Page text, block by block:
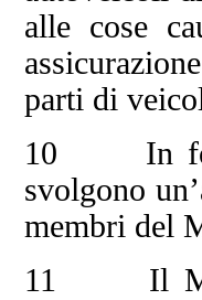
alle cose
parti di
10 In forza
svolgono
membri del
11 Il MIBI